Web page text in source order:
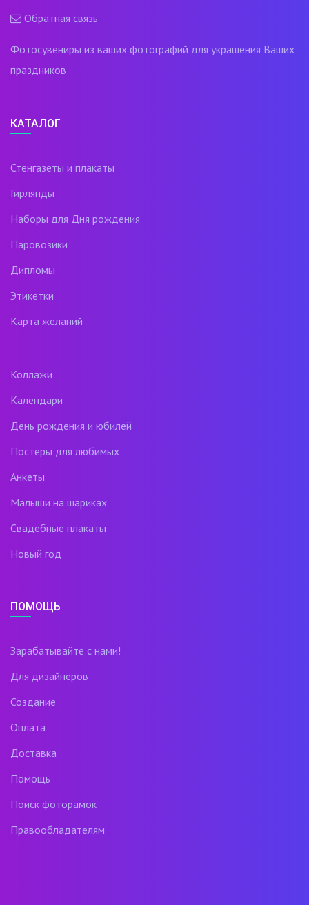
Обратная связь
Фотосувениры из ваших фотографий для украшения Ваших
праздников
КАТАЛОГ
Стенгазеты и плакаты
Гирлянды
Наборы для Дня рождения
Паровозики
Дипломы
Этикетки
Карта желаний
Коллажи
Календари
День рождения и юбилей
Постеры для любимых
Анкеты
Малыши на шариках
Свадебные плакаты
Новый год
ПОМОЩЬ
Зарабатывайте с нами!
Для дизайнеров
Создание
Оплата
Доставка
Помощь
Поиск фоторамок
Правообладателям